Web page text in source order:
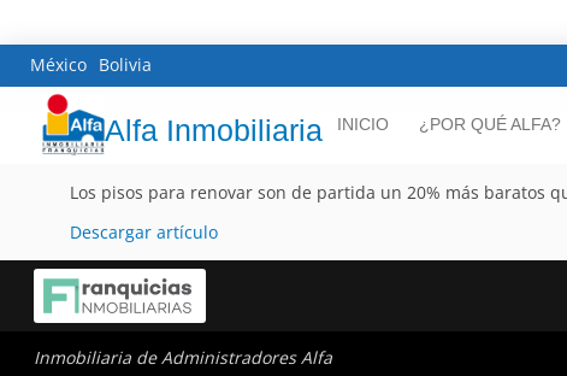
México Bolivia
Alfa Inmobiliaria INICIO ¿POR QUÉ ALFA?
Los pisos para renovar son de partida un 20% más baratos
Descargar artículo
Inmobiliaria de Administradores Alfa